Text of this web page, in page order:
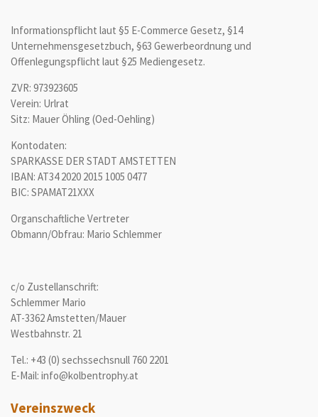
Informationspflicht laut §5 E-Commerce Gesetz, §14
Unternehmensgesetzbuch, §63 Gewerbeordnung und
Offenlegungspflicht laut §25 Mediengesetz.
ZVR: 973923605
Verein: Urlrat
Sitz: Mauer Öhling (Oed-Oehling)
Kontodaten:
SPARKASSE DER STADT AMSTETTEN
IBAN: AT34 2020 2015 1005 0477
BIC: SPAMAT21XXX
Organschaftliche Vertreter
Obmann/Obfrau: Mario Schlemmer
c/o Zustellanschrift:
Schlemmer Mario
AT-3362 Amstetten/Mauer
Westbahnstr. 21
Tel.: +43 (0) sechssechsnull 760 2201
E-Mail: info@kolbentrophy.at
Vereinszweck